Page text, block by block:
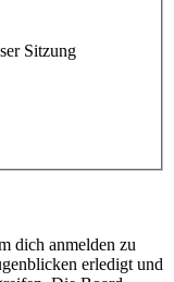
Sitzung
dich anmelden zu
erledigt und